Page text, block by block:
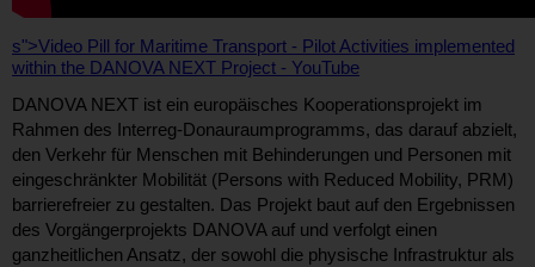
s">Video Pill for Maritime Transport - Pilot Activities implemented
within the DANOVA NEXT Project - YouTube
DANOVA NEXT ist ein europäisches Kooperationsprojekt im
Rahmen des Interreg-Donauraumprogramms, das darauf abzielt,
den Verkehr für Menschen mit Behinderungen und Personen mit
eingeschränkter Mobilität (Persons with Reduced Mobility, PRM)
barrierefreier zu gestalten. Das Projekt baut auf den Ergebnissen
des Vorgängerprojekts DANOVA auf und verfolgt einen
ganzheitlichen Ansatz, der sowohl die physische Infrastruktur als